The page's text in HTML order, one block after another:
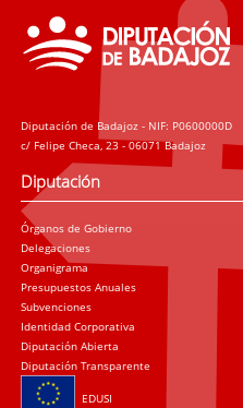
Diputación de Badajoz - NIF: P0600000D
c/ Felipe Checa, 23 - 06071 Badajoz
Diputación
Órganos de Gobierno
Delegaciones
Organigrama
Presupuestos Anuales
Subvenciones
Identidad Corporativa
Diputación Abierta
Diputación Transparente
EDUSI